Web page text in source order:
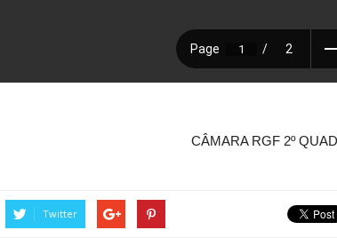
CÂMARA RGF 2º
Twitter